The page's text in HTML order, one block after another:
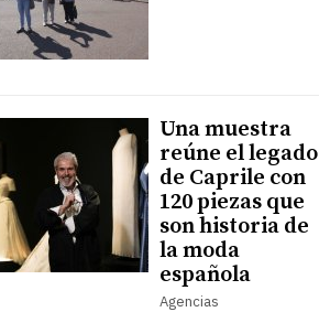
Una muestra
reúne el legado
de Caprile con
120 piezas que
son historia de
la moda
española
Agencias